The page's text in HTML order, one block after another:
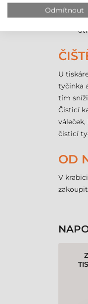
U
tyčinka
tím
Čisticí
čisticí
OD
V
Odmítnout